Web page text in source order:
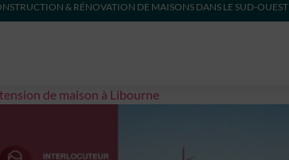
& RÉNOVATION DE MAISONS DANS LE SUD-OUEST
de maison à Libourne